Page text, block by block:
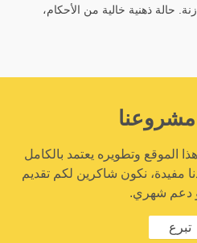
حالة ذهنية خالية من الأحكام،
مشروعنا
الموقع وتطويره يعتمد بالكامل
مفيدة، نكون شاكرين لكم تقديم
دعم شهري.
تبرع